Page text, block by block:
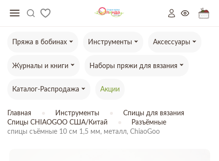
Пряжа в бобинах Инструменты Аксессуары
Журналы и книги Наборы пряжи для вязания
Каталог-Распродажа Акции
Главная Инструменты
Спицы для вязания
Спицы CHIAOGOO США/Китай
Разъёмные
спицы съёмные 10 см 1,5 мм, металл, ChiaoGoo